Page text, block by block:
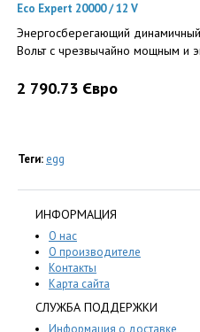
Eco Expert 20000 / 12 V
Энергосберегающий
Вольт с чрезвычайно мощным и
2 790.73 Євро
Теги: egg
ИНФОРМАЦИЯ
О нас
О производителе
Контакты
Карта сайта
СЛУЖБА ПОДДЕРЖКИ
Информация о доставке